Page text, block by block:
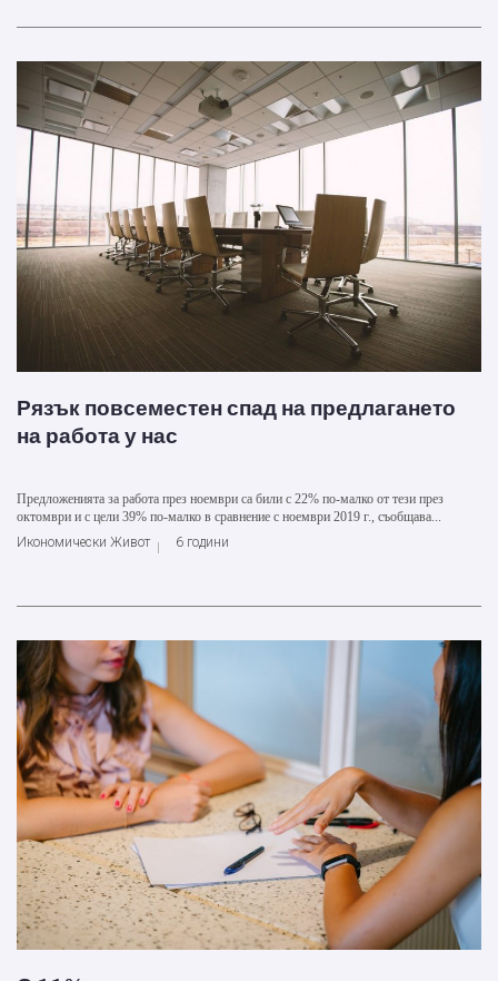
Рязък повсеместен спад на предлагането
на работа у нас
Предложенията за работа през ноември са били с 22% по-малко от тези през
октомври и с цели 39% по-малко в сравнение с ноември 2019 г., съобщава...
Икономически Живот
6 години